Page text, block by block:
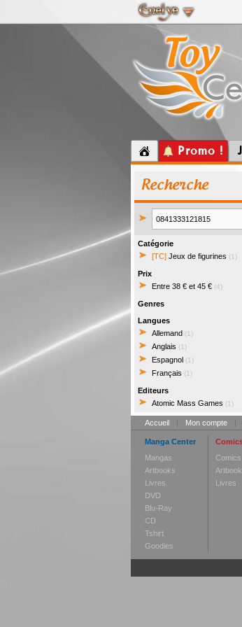
Promo !
Recherche
Catégorie
[TC] Jeux de figurines (1)
Prix
Entre 38 € et 45 € (4)
Genres
Langues
Allemand (1)
Anglais (1)
Espagnol (1)
Français (1)
Editeurs
Atomic Mass Games (1)
Accueil | Mon compte |
Manga Center
Mangas
Artbooks
Livres
DVD
Blu-Ray
CD
Tshirt
Goodies
Comics
Livres